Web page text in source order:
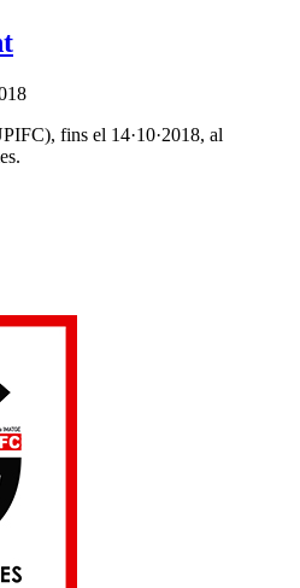
fins el 14·10·2018, al